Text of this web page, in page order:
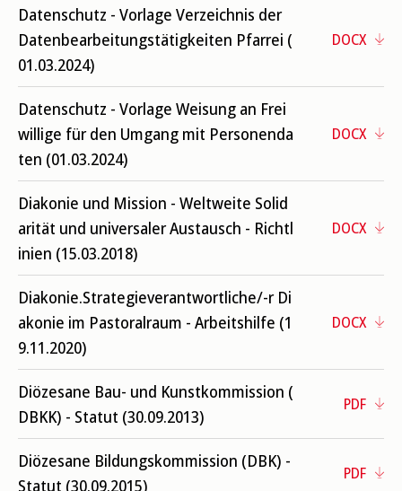
Datenschutz - Vorlage Verzeichnis der
Datenbearbeitungstätigkeiten Pfarrei (
01.03.2024)
DOCX
Datenschutz - Vorlage Weisung an Frei
willige für den Umgang mit Personenda
ten (01.03.2024)
DOCX
Diakonie und Mission - Weltweite Solid
arität und universaler Austausch - Richtl
inien (15.03.2018)
DOCX
Diakonie.Strategieverantwortliche/-r Di
akonie im Pastoralraum - Arbeitshilfe (1
9.11.2020)
DOCX
Diözesane Bau- und Kunstkommission (
DBKK) - Statut (30.09.2013)
PDF
Diözesane Bildungskommission (DBK) -
Statut (30.09.2015)
PDF